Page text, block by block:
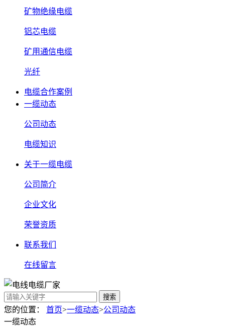
矿物绝缘电缆
铝芯电缆
矿用通信电缆
光纤
电缆合作案例
一缆动态
公司动态
电缆知识
关于一缆电缆
公司简介
企业文化
荣誉资质
联系我们
在线留言
搜索
您的位置： 首页>一缆动态>公司动态
一缆动态